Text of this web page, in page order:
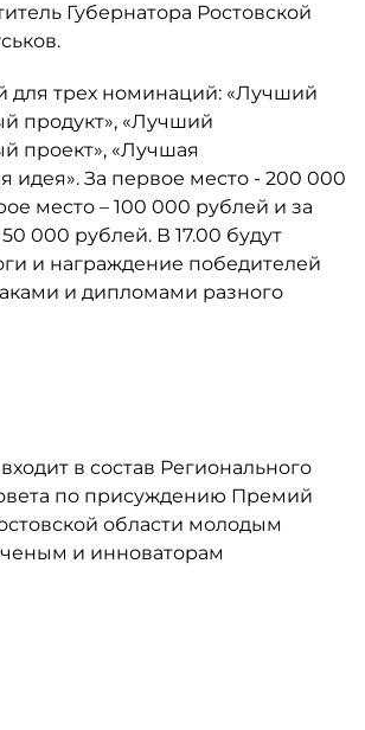
Губернатора Ростовской
для трех номинаций: «Лучший
продукт», «Лучший
проект», «Лучшая
идея». За первое место - 200 000
место – 100 000 рублей и за
000 рублей. В 17.00 будут
и награждение победителей
и дипломами разного